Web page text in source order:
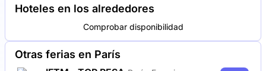
Hoteles en los alrededores
Comprobar disponibilidad
Otras ferias en París